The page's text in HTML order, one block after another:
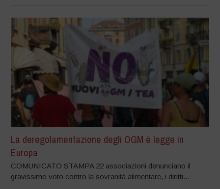
La deregolamentazione degli OGM è legge in
Europa
COMUNICATO STAMPA 22 associazioni denunciano il
gravissimo voto contro la sovranità alimentare, i diritti...